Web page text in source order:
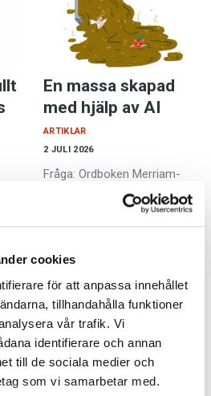
cookies
för att anpassa innehållet
tillhandahålla funktioner
vår trafik. Vi
identifierare och annan
till de sociala medier och
som vi samarbetar med.
En massa skapad
med hjälp av AI
2 JULI 2026
ARTIKLAR
Fråga: Ordboken Merriam-
Webster utnämnde slop till
2025 års ord. Hur använder
man det?Göran Svar:
denna betydelse av slop som
lågkvalitativ digital text som…